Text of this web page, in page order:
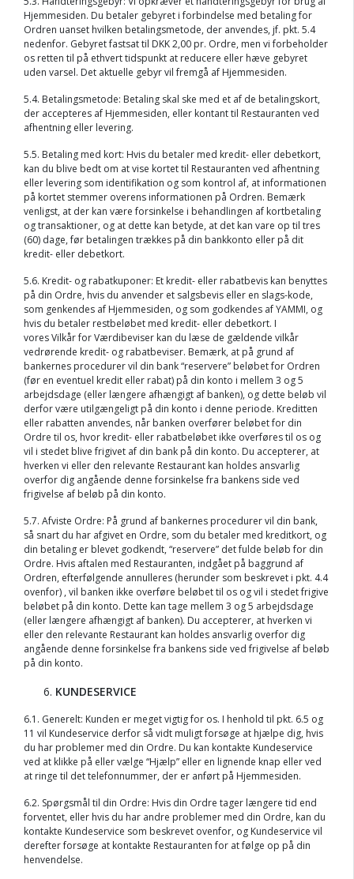
Hjemmesiden. Du betaler gebyret i forbindelse med betaling for
Ordren uanset hvilken betalingsmetode, der anvendes, jf. pkt. 5.4
nedenfor. Gebyret fastsat til DKK 2,00 pr. Ordre, men vi forbeholder
os retten til på ethvert tidspunkt at reducere eller hæve gebyret
uden varsel. Det aktuelle gebyr vil fremgå af Hjemmesiden.
5.4. Betalingsmetode: Betaling skal ske med et af de betalingskort,
der accepteres af Hjemmesiden, eller kontant til Restauranten ved
afhentning eller levering.
5.5. Betaling med kort: Hvis du betaler med kredit- eller debetkort,
kan du blive bedt om at vise kortet til Restauranten ved afhentning
eller levering som identifikation og som kontrol af, at informationen
på kortet stemmer overens informationen på Ordren. Bemærk
venligst, at der kan være forsinkelse i behandlingen af kortbetaling
og transaktioner, og at dette kan betyde, at det kan vare op til tres
(60) dage, før betalingen trækkes på din bankkonto eller på dit
kredit- eller debetkort.
5.6. Kredit- og rabatkuponer: Et kredit- eller rabatbevis kan benyttes
på din Ordre, hvis du anvender et salgsbevis eller en slags-kode,
som genkendes af Hjemmesiden, og som godkendes af YAMMI, og
hvis du betaler restbeløbet med kredit- eller debetkort. I
vores Vilkår for Værdibeviser kan du læse de gældende vilkår
vedrørende kredit- og rabatbeviser. Bemærk, at på grund af
bankernes procedurer vil din bank “reservere” beløbet for Ordren
(før en eventuel kredit eller rabat) på din konto i mellem 3 og 5
arbejdsdage (eller længere afhængigt af banken), og dette beløb vil
derfor være utilgængeligt på din konto i denne periode. Kreditten
eller rabatten anvendes, når banken overfører beløbet for din
Ordre til os, hvor kredit- eller rabatbeløbet ikke overføres til os og
vil i stedet blive frigivet af din bank på din konto. Du accepterer, at
hverken vi eller den relevante Restaurant kan holdes ansvarlig
overfor dig angående denne forsinkelse fra bankens side ved
frigivelse af beløb på din konto.
5.7. Afviste Ordre: På grund af bankernes procedurer vil din bank,
så snart du har afgivet en Ordre, som du betaler med kreditkort, og
din betaling er blevet godkendt, “reservere” det fulde beløb for din
Ordre. Hvis aftalen med Restauranten, indgået på baggrund af
Ordren, efterfølgende annulleres (herunder som beskrevet i pkt. 4.4
ovenfor) , vil banken ikke overføre beløbet til os og vil i stedet frigive
beløbet på din konto. Dette kan tage mellem 3 og 5 arbejdsdage
(eller længere afhængigt af banken). Du accepterer, at hverken vi
eller den relevante Restaurant kan holdes ansvarlig overfor dig
angående denne forsinkelse fra bankens side ved frigivelse af beløb
på din konto.
KUNDESERVICE
6.1. Generelt: Kunden er meget vigtig for os. I henhold til pkt. 6.5 og
11 vil Kundeservice derfor så vidt muligt forsøge at hjælpe dig, hvis
du har problemer med din Ordre. Du kan kontakte Kundeservice
ved at klikke på eller vælge “Hjælp” eller en lignende knap eller ved
at ringe til det telefonnummer, der er anført på Hjemmesiden.
6.2. Spørgsmål til din Ordre: Hvis din Ordre tager længere tid end
forventet, eller hvis du har andre problemer med din Ordre, kan du
kontakte Kundeservice som beskrevet ovenfor, og Kundeservice vil
derefter forsøge at kontakte Restauranten for at følge op på din
henvendelse.